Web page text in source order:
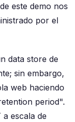
este demo nos
por el
data store de
sin embargo,
web haciendo
period".
escala de